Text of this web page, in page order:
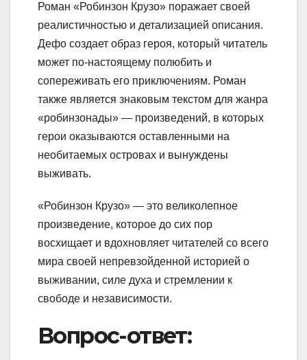
Роман «Робинзон Крузо» поражает своей
реалистичностью и детализацией описания.
Дефо создает образ героя, который читатель
может по-настоящему полюбить и
сопереживать его приключениям. Роман
также является знаковым текстом для жанра
«робинзонады» — произведений, в которых
герои оказываются оставленными на
необитаемых островах и вынуждены
выживать.
«Робинзон Крузо» — это великолепное
произведение, которое до сих пор
восхищает и вдохновляет читателей со всего
мира своей непревзойденной историей о
выживании, силе духа и стремлении к
свободе и независимости.
Вопрос-ответ: